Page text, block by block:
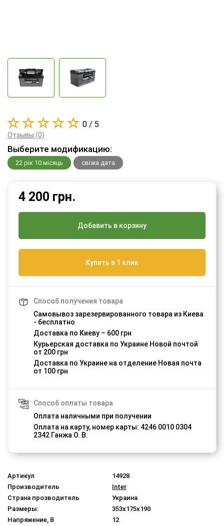
4 200 грн.
Добавить в корзину
Купить в 1 клик
Способ получения товара
Самовывоз зарезервированного товара из Киева
- бесплатно
Доставка по Киеву – 600 грн
Курьерская доставка по Украине Новой почтой
от 200 грн
Доставка по Украине на отделение Новая почта
от 100 грн
Способ оплаты товара
Оплата наличными при получении
Оплата на карту, номер карты: 4246 0010 0304
2342 Ганжа О. В.
0 / 5
Отзывы (0)
Выберите модификацию:
22 рік 10 місяць свіжа дата
Артикул
14928
Производитель
Inter
Страна прозводитель
Украина
Размеры:
353x175x190
Напряжение, В
12